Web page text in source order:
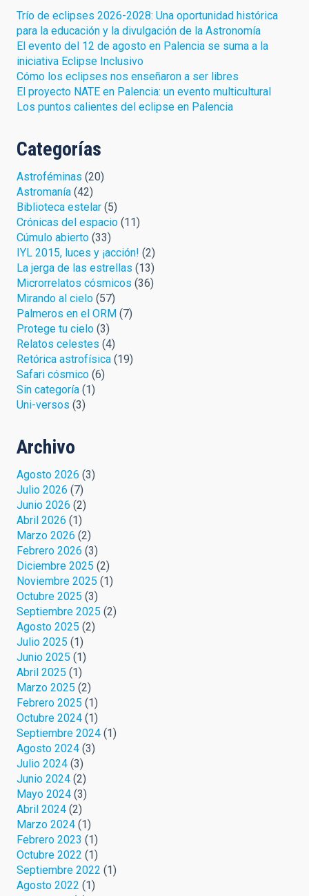
Trío de eclipses 2026-2028: Una oportunidad histórica
para la educación y la divulgación de la Astronomía
El evento del 12 de agosto en Palencia se suma a la
iniciativa Eclipse Inclusivo
Cómo los eclipses nos enseñaron a ser libres
El proyecto NATE en Palencia: un evento multicultural
Los puntos calientes del eclipse en Palencia
Categorías
Astroféminas (20)
Astromanía (42)
Biblioteca estelar (5)
Crónicas del espacio (11)
Cúmulo abierto (33)
IYL 2015, luces y ¡acción! (2)
La jerga de las estrellas (13)
Microrrelatos cósmicos (36)
Mirando al cielo (57)
Palmeros en el ORM (7)
Protege tu cielo (3)
Relatos celestes (4)
Retórica astrofísica (19)
Safari cósmico (6)
Sin categoría (1)
Uni-versos (3)
Archivo
Agosto 2026 (3)
Julio 2026 (7)
Junio 2026 (2)
Abril 2026 (1)
Marzo 2026 (2)
Febrero 2026 (3)
Diciembre 2025 (2)
Noviembre 2025 (1)
Octubre 2025 (3)
Septiembre 2025 (2)
Agosto 2025 (2)
Julio 2025 (1)
Junio 2025 (1)
Abril 2025 (1)
Marzo 2025 (2)
Febrero 2025 (1)
Octubre 2024 (1)
Septiembre 2024 (1)
Agosto 2024 (3)
Julio 2024 (3)
Junio 2024 (2)
Mayo 2024 (3)
Abril 2024 (2)
Marzo 2024 (1)
Febrero 2023 (1)
Octubre 2022 (1)
Septiembre 2022 (1)
Agosto 2022 (1)